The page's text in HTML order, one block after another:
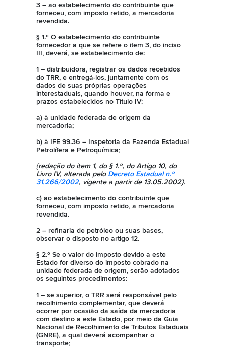
3 – ao estabelecimento do contribuinte que
forneceu, com imposto retido, a mercadoria
revendida.
§ 1.º O estabelecimento do contribuinte
fornecedor a que se refere o item 3, do inciso
III, deverá, se estabelecimento de:
1 – distribuidora, registrar os dados recebidos
do TRR, e entregá-los, juntamente com os
dados de suas próprias operações
interestaduais, quando houver, na forma e
prazos estabelecidos no Título IV:
a) à unidade federada de origem da
mercadoria;
b) à IFE 99.36 – Inspetoria da Fazenda Estadual
Petrolífera e Petroquímica;
{redação do item 1, do § 1.º, do Artigo 10, do
Livro IV, alterada pelo Decreto Estadual n.º
31.266/2002, vigente a partir de 13.05.2002}.
c) ao estabelecimento do contribuinte que
forneceu, com imposto retido, a mercadoria
revendida.
2 – refinaria de petróleo ou suas bases,
observar o disposto no artigo 12.
§ 2.º Se o valor do imposto devido a este
Estado for diverso do imposto cobrado na
unidade federada de origem, serão adotados
os seguintes procedimentos:
1 – se superior, o TRR será responsável pelo
recolhimento complementar, que deverá
ocorrer por ocasião da saída da mercadoria
com destino a este Estado, por meio da Guia
Nacional de Recolhimento de Tributos Estaduais
(GNRE), a qual deverá acompanhar o
transporte;